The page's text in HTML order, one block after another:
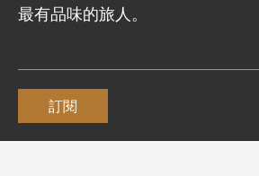
最有品味的旅人。
訂閱